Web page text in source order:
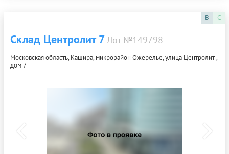
B C
Склад Центролит 7 Лот №149798
Московская область, Кашира, микрорайон Ожерелье, улица Центролит ,
дом 7